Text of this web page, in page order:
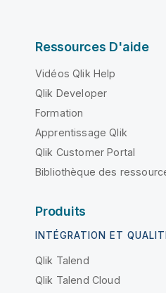
Ressources D'aide
Vidéos Qlik Help
Qlik Developer
Formation
Apprentissage Qlik
Qlik Customer Portal
Bibliothèque des
Produits
INTÉGRATION ET
Qlik Talend
Qlik Talend Cloud